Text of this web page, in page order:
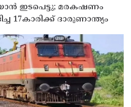
ഇടപെട്ടു; മരകഷണം
17കാരിക്ക് ദാരുണാന്ത്യം